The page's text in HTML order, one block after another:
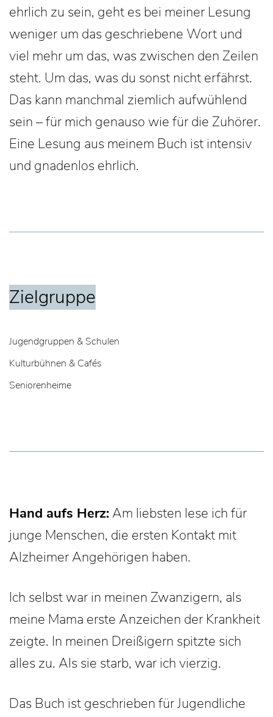
ehrlich zu sein, geht es bei meiner Lesung
weniger um das geschriebene Wort und
viel mehr um das, was zwischen den Zeilen
steht. Um das, was du sonst nicht erfährst.
Das kann manchmal ziemlich aufwühlend
sein – für mich genauso wie für die Zuhörer.
Eine Lesung aus meinem Buch ist intensiv
und gnadenlos ehrlich.
Zielgruppe
Jugendgruppen & Schulen
Kulturbühnen & Cafés
Seniorenheime
Hand aufs Herz: Am liebsten lese ich für
junge Menschen, die ersten Kontakt mit
Alzheimer Angehörigen haben.
Ich selbst war in meinen Zwanzigern, als
meine Mama erste Anzeichen der Krankheit
zeigte. In meinen Dreißigern spitzte sich
alles zu. Als sie starb, war ich vierzig.
Das Buch ist geschrieben für Jugendliche